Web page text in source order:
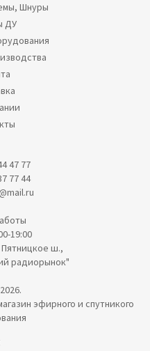
Шнуры
ДУ
47 77
77 44
19:00
ш.,
радиорынок"
эфирного и спутникого